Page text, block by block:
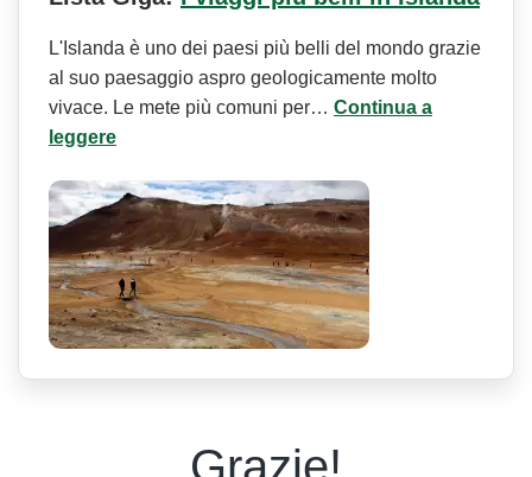
L'Islanda è uno dei paesi più belli del mondo grazie
al suo paesaggio aspro geologicamente molto
vivace. Le mete più comuni per… Continua a
leggere
Grazie!